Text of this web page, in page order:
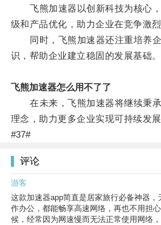
飞熊加速器以创新科技为核心，
级和产品优化，助力企业在竞争激
同时，飞熊加速器还注重培养企
识，帮助企业建立稳固的发展基础。
飞熊加速器怎么用不了了
在未来，飞熊加速器将继续秉承
理念，助力更多企业实现可持续发展
#37#
评论
游客
这款加速器app简直是居家旅行必备神器
作办公，都能畅享高速网络，再也不用担
候，经常因为网速慢而无法正常使用网络